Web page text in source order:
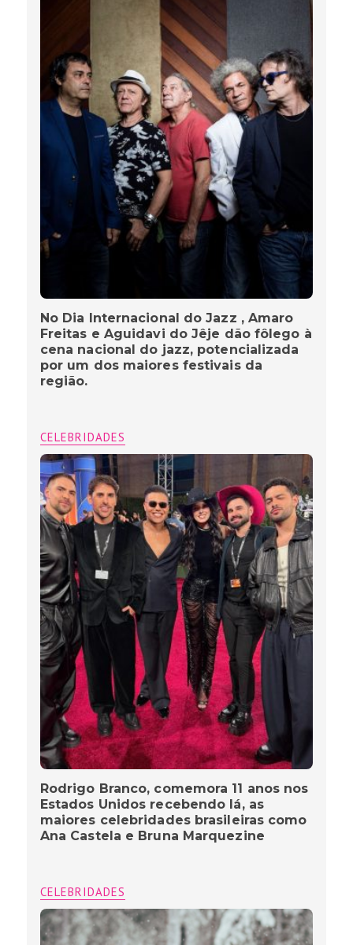
No Dia Internacional do Jazz , Amaro
Freitas e Aguidavi do Jêje dão fôlego à
cena nacional do jazz, potencializada
por um dos maiores festivais da
região.
CELEBRIDADES
Rodrigo Branco, comemora 11 anos nos
Estados Unidos recebendo lá, as
maiores celebridades brasileiras como
Ana Castela e Bruna Marquezine
CELEBRIDADES